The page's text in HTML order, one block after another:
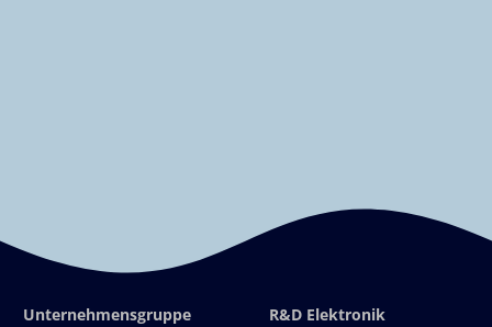
Unternehmensgruppe R&D Elektronik